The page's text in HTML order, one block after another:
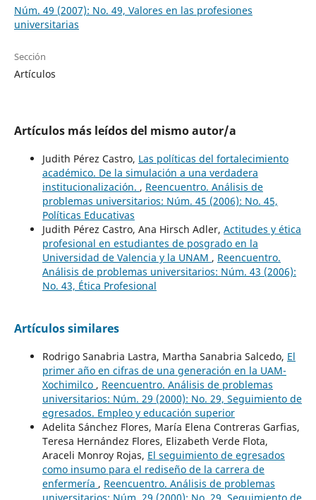
Núm. 49 (2007): No. 49, Valores en las profesiones
universitarias
Sección
Artículos
Artículos más leídos del mismo autor/a
Judith Pérez Castro, Las políticas del fortalecimiento
académico. De la simulación a una verdadera
institucionalización. , Reencuentro. Análisis de
problemas universitarios: Núm. 45 (2006): No. 45,
Políticas Educativas
Judith Pérez Castro, Ana Hirsch Adler, Actitudes y ética
profesional en estudiantes de posgrado en la
Universidad de Valencia y la UNAM , Reencuentro.
Análisis de problemas universitarios: Núm. 43 (2006):
No. 43, Ética Profesional
Artículos similares
Rodrigo Sanabria Lastra, Martha Sanabria Salcedo, El
primer año en cifras de una generación en la UAM-
Xochimilco , Reencuentro. Análisis de problemas
universitarios: Núm. 29 (2000): No. 29, Seguimiento de
egresados. Empleo y educación superior
Adelita Sánchez Flores, María Elena Contreras Garfias,
Teresa Hernández Flores, Elizabeth Verde Flota,
Araceli Monroy Rojas, El seguimiento de egresados
como insumo para el rediseño de la carrera de
enfermería , Reencuentro. Análisis de problemas
universitarios: Núm. 29 (2000): No. 29, Seguimiento de